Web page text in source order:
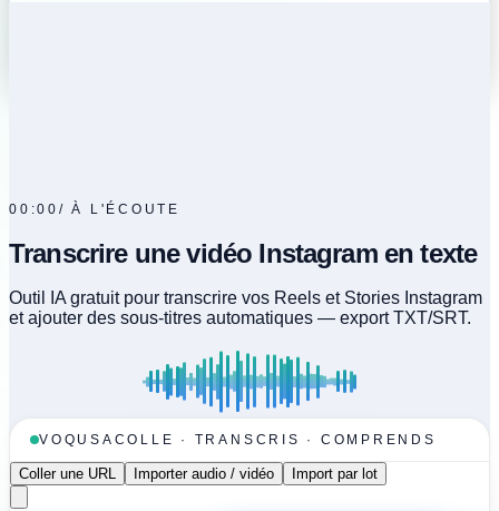
00:00 /À L'ÉCOUTE
Transcrire une vidéo Instagram en texte
Outil IA gratuit pour transcrire vos Reels et Stories Instagram
et ajouter des sous-titres automatiques — export TXT/SRT.
VOQUSA COLLE · TRANSCRIS · COMPRENDS
Coller une URL Importer audio / vidéo Import par lot